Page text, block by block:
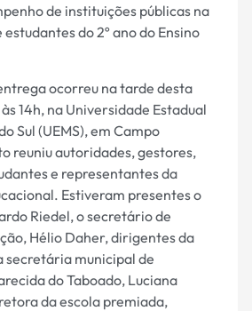
de instituições públicas na
do 2º ano do Ensino
ocorreu na tarde desta
14h, na Universidade Estadual
Sul (UEMS), em Campo
reuniu autoridades, gestores,
e representantes da
Estiveram presentes o
Riedel, o secretário de
Hélio Daher, dirigentes da
secretária municipal de
do Taboado, Luciana
da escola premiada,